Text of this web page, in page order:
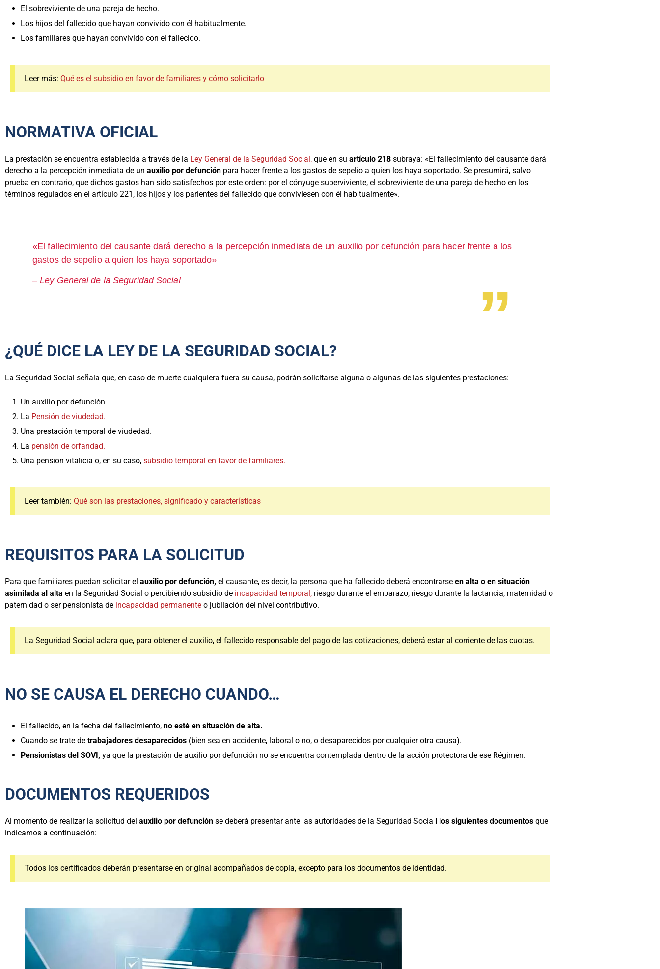
El sobreviviente de una pareja de hecho.
Los hijos del fallecido que hayan convivido con él habitualmente.
Los familiares que hayan convivido con el fallecido.
Leer más: Qué es el subsidio en favor de familiares y cómo solicitarlo
NORMATIVA OFICIAL
La prestación se encuentra establecida a través de la Ley General de la Seguridad Social, que en su artículo 218 subraya: «El fallecimiento del causante dará
derecho a la percepción inmediata de un auxilio por defunción para hacer frente a los gastos de sepelio a quien los haya soportado. Se presumirá, salvo
prueba en contrario, que dichos gastos han sido satisfechos por este orden: por el cónyuge superviviente, el sobreviviente de una pareja de hecho en los
términos regulados en el artículo 221, los hijos y los parientes del fallecido que conviviesen con él habitualmente».
«El fallecimiento del causante dará derecho a la percepción inmediata de un auxilio por defunción para hacer frente a los
gastos de sepelio a quien los haya soportado»
– Ley General de la Seguridad Social
¿QUÉ DICE LA LEY DE LA SEGURIDAD SOCIAL?
La Seguridad Social señala que, en caso de muerte cualquiera fuera su causa, podrán solicitarse alguna o algunas de las siguientes prestaciones:
Un auxilio por defunción.
La Pensión de viudedad.
Una prestación temporal de viudedad.
La pensión de orfandad.
Una pensión vitalicia o, en su caso, subsidio temporal en favor de familiares.
Leer también: Qué son las prestaciones, significado y características
REQUISITOS PARA LA SOLICITUD
Para que familiares puedan solicitar el auxilio por defunción, el causante, es decir, la persona que ha fallecido deberá encontrarse en alta o en situación
asimilada al alta en la Seguridad Social o percibiendo subsidio de incapacidad temporal, riesgo durante el embarazo, riesgo durante la lactancia, maternidad o
paternidad o ser pensionista de incapacidad permanente o jubilación del nivel contributivo.
La Seguridad Social aclara que, para obtener el auxilio, el fallecido responsable del pago de las cotizaciones, deberá estar al corriente de las cuotas.
NO SE CAUSA EL DERECHO CUANDO…
El fallecido, en la fecha del fallecimiento, no esté en situación de alta.
Cuando se trate de trabajadores desaparecidos (bien sea en accidente, laboral o no, o desaparecidos por cualquier otra causa).
Pensionistas del SOVI, ya que la prestación de auxilio por defunción no se encuentra contemplada dentro de la acción protectora de ese Régimen.
DOCUMENTOS REQUERIDOS
Al momento de realizar la solicitud del auxilio por defunción se deberá presentar ante las autoridades de la Seguridad Socia l los siguientes documentos que
indicamos a continuación:
Todos los certificados deberán presentarse en original acompañados de copia, excepto para los documentos de identidad.